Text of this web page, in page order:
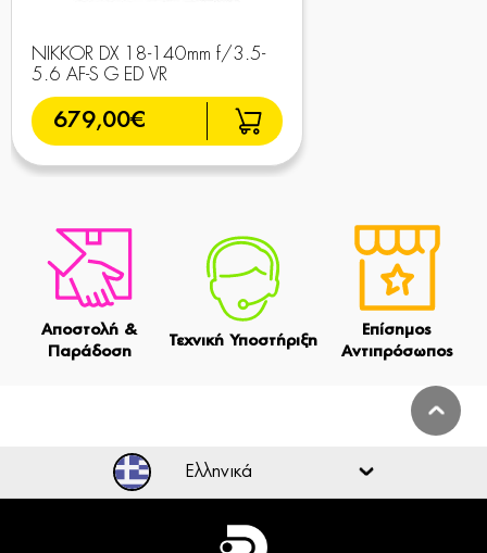
NIKKOR DX 18-140mm f/3.5-
5.6 AF-S G ED VR
679,00€
Αποστολή &
Παράδοση
Τεχνική Υποστήριξη
Επίσημος
Αντιπρόσωπος
Ελληνικά
Ελληνικά